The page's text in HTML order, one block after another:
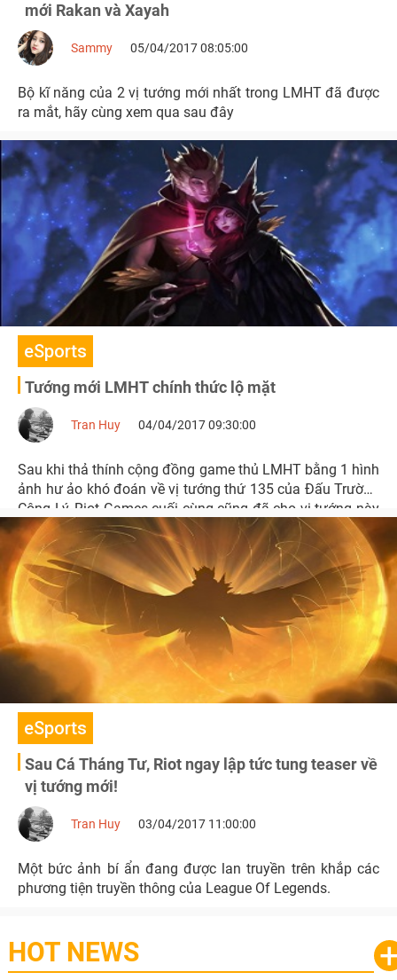
mới Rakan và Xayah
Sammy 05/04/2017 08:05:00
Bộ kĩ năng của 2 vị tướng mới nhất trong LMHT đã được
ra mắt, hãy cùng xem qua sau đây
eSports
Tướng mới LMHT chính thức lộ mặt
Tran Huy 04/04/2017 09:30:00
Sau khi thả thính cộng đồng game thủ LMHT bằng 1 hình
ảnh hư ảo khó đoán về vị tướng thứ 135 của Đấu Trường
Công Lý, Riot Games cuối cùng cũng đã cho vị tướng này
lộ mặt.
eSports
Sau Cá Tháng Tư, Riot ngay lập tức tung teaser về
vị tướng mới!
Tran Huy 03/04/2017 11:00:00
Một bức ảnh bí ẩn đang được lan truyền trên khắp các
phương tiện truyền thông của League Of Legends.
HOT NEWS